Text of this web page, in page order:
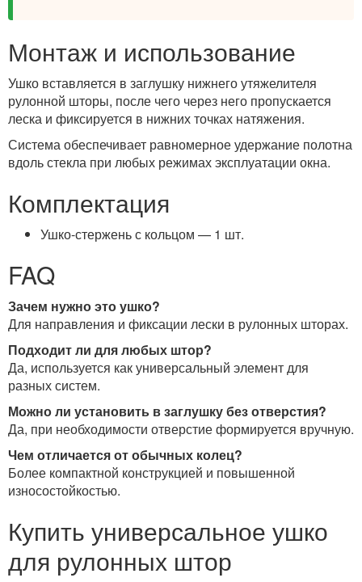
Монтаж и использование
Ушко вставляется в заглушку нижнего утяжелителя
рулонной шторы, после чего через него пропускается
леска и фиксируется в нижних точках натяжения.
Система обеспечивает равномерное удержание полотна
вдоль стекла при любых режимах эксплуатации окна.
Комплектация
Ушко-стержень с кольцом — 1 шт.
FAQ
Зачем нужно это ушко?
Для направления и фиксации лески в рулонных шторах.
Подходит ли для любых штор?
Да, используется как универсальный элемент для
разных систем.
Можно ли установить в заглушку без отверстия?
Да, при необходимости отверстие формируется вручную.
Чем отличается от обычных колец?
Более компактной конструкцией и повышенной
износостойкостью.
Купить универсальное ушко
для рулонных штор